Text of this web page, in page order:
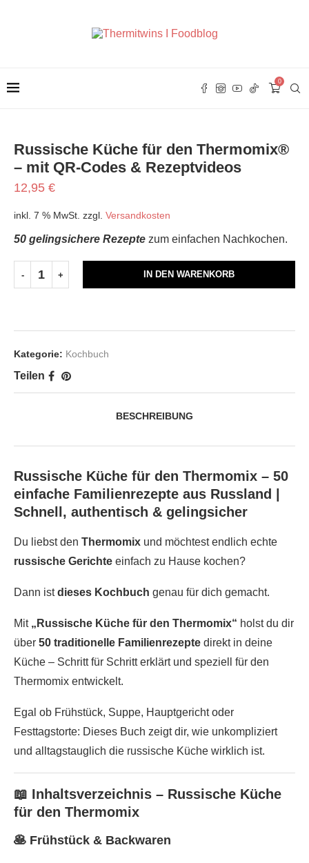
0
Russische Küche für den Thermomix®
– mit QR-Codes & Rezeptvideos
12,95 €
inkl. 7 % MwSt. zzgl. Versandkosten
50 gelingsichere Rezepte zum einfachen Nachkochen.
IN DEN WARENKORB
Kategorie: Kochbuch
Teilen
BESCHREIBUNG
Russische Küche für den Thermomix – 50
einfache Familienrezepte aus Russland |
Schnell, authentisch & gelingsicher
Du liebst den Thermomix und möchtest endlich echte
russische Gerichte einfach zu Hause kochen?
Dann istdieses Kochbuch genau für dich gemacht.
Mit „Russische Küche für den Thermomix“ holst du dir
über 50 traditionelle Familienrezepte direkt in deine
Küche – Schritt für Schritt erklärt und speziell für den
Thermomix entwickelt.
Egal ob Frühstück, Suppe, Hauptgericht oder
Festtagstorte: Dieses Buch zeigt dir, wie unkompliziert
und alltagstauglich die russische Küche wirklich ist.
📖 Inhaltsverzeichnis – Russische Küche
für den Thermomix
🥞 Frühstück & Backwaren